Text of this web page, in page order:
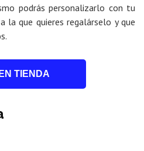
podrás personalizarlo con tu
la que quieres regalárselo y que
TIENDA